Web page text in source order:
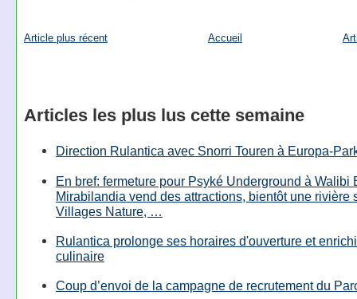
Article plus récent Accueil
Articles les plus lus cette semaine
Direction Rulantica avec Snorri Touren à Europa-
En bref: fermeture pour Psyké Underground à Walibi
Mirabilandia vend des attractions, bientôt une rivière
Villages Nature, …
Rulantica prolonge ses horaires d'ouverture et
culinaire
Coup d’envoi de la campagne de recrutement du